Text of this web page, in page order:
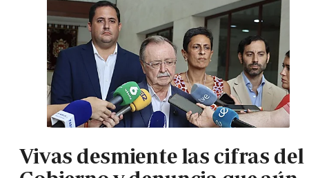
Vivas desmiente las cifras del